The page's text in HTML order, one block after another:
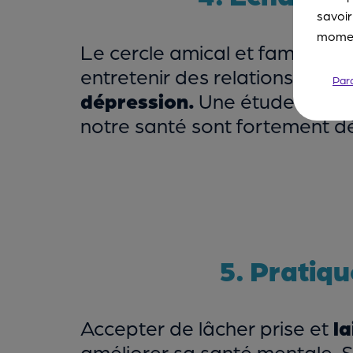
Le cercle amical et familial
entretenir des relations
dépression. Une étude
notre santé sont fortement
5.
Accepter de lâcher prise et